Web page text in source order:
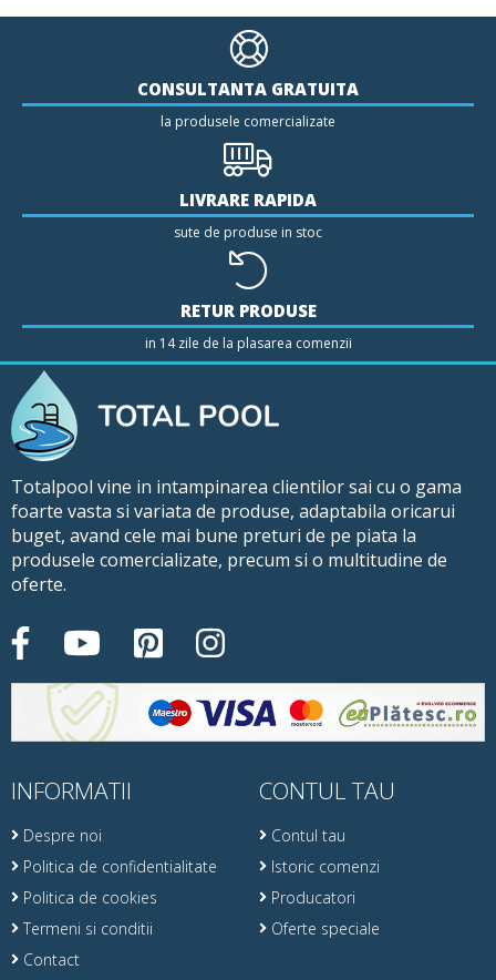
CONSULTANTA GRATUITA
la produsele comercializate
LIVRARE RAPIDA
sute de produse in stoc
RETUR PRODUSE
in 14 zile de la plasarea comenzii
Totalpool vine in intampinarea clientilor sai cu o gama
foarte vasta si variata de produse, adaptabila oricarui
buget, avand cele mai bune preturi de pe piata la
produsele comercializate, precum si o multitudine de
oferte.
INFORMATII
Despre noi
Politica de confidentialitate
Politica de cookies
Termeni si conditii
Contact
CONTUL TAU
Contul tau
Istoric comenzi
Producatori
Oferte speciale